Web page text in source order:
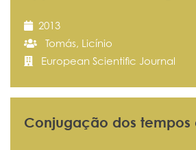
2013
Tomás, Licínio
European Scientific Journal
Conjugação dos tempos